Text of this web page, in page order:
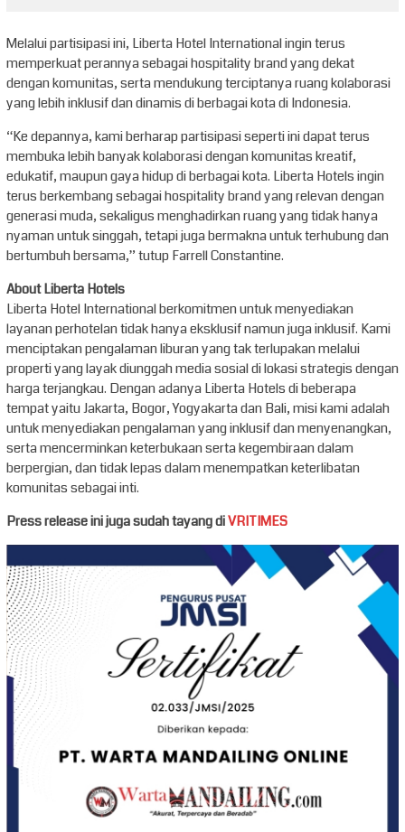
Melalui partisipasi ini, Liberta Hotel International ingin terus
memperkuat perannya sebagai hospitality brand yang dekat
dengan komunitas, serta mendukung terciptanya ruang kolaborasi
yang lebih inklusif dan dinamis di berbagai kota di Indonesia.
“Ke depannya, kami berharap partisipasi seperti ini dapat terus
membuka lebih banyak kolaborasi dengan komunitas kreatif,
edukatif, maupun gaya hidup di berbagai kota. Liberta Hotels ingin
terus berkembang sebagai hospitality brand yang relevan dengan
generasi muda, sekaligus menghadirkan ruang yang tidak hanya
nyaman untuk singgah, tetapi juga bermakna untuk terhubung dan
bertumbuh bersama,” tutup Farrell Constantine.
About Liberta Hotels
Liberta Hotel International berkomitmen untuk menyediakan
layanan perhotelan tidak hanya eksklusif namun juga inklusif. Kami
menciptakan pengalaman liburan yang tak terlupakan melalui
properti yang layak diunggah media sosial di lokasi strategis dengan
harga terjangkau. Dengan adanya Liberta Hotels di beberapa
tempat yaitu Jakarta, Bogor, Yogyakarta dan Bali, misi kami adalah
untuk menyediakan pengalaman yang inklusif dan menyenangkan,
serta mencerminkan keterbukaan serta kegembiraan dalam
berpergian, dan tidak lepas dalam menempatkan keterlibatan
komunitas sebagai inti.
Press release ini juga sudah tayang diVRITIMES